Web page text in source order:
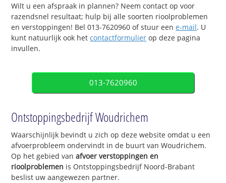
Wilt u een afspraak in plannen? Neem contact op voor
razendsnel resultaat; hulp bij alle soorten rioolproblemen
en verstoppingen! Bel 013-7620960 of stuur eene-mail. U
kunt natuurlijk ook hetcontactformulier op deze pagina
invullen.
013-7620960
Ontstoppingsbedrijf Woudrichem
Waarschijnlijk bevindt u zich op deze website omdat u een
afvoerprobleem ondervindt in de buurt van Woudrichem.
Op het gebied vanafvoer verstoppingen en
rioolproblemen is Ontstoppingsbedrijf Noord-Brabant
beslist uw aangewezen partner.